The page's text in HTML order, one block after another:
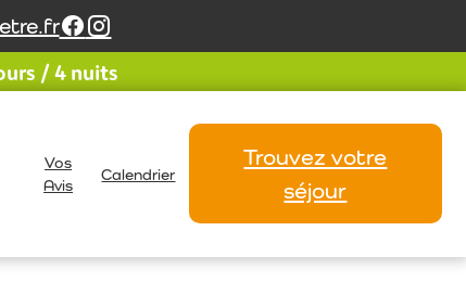
/ 4 nuits
Vos
Avis
Calendrier
Trouvez votre
séjour